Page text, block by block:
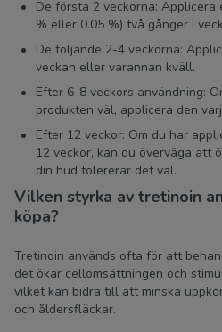
De första 2 veckorna:
% eller 0.05 %) två gånger i
De följande 2-4 veckorna:
veckan eller varannan kväll.
Efter 6-8 veckors användning:
produkten väl, applicera den
Efter 12 veckor: Om du har
12 veckor, kan du överväga att
din hud tolererar det väl.
Vilken styrka av tretinoin
köpa?
Tretinoin används ofta för att
det ökar cellomsättningen och
vilket kan bidra till att minska
och åldersfläckar.